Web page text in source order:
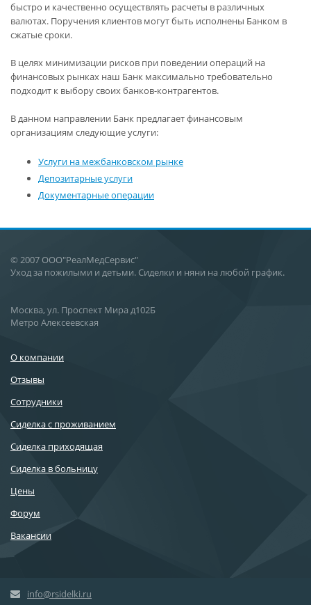
быстро и качественно осуществлять расчеты в различных
валютах. Поручения клиентов могут быть исполнены Банком в
сжатые сроки.
В целях минимизации рисков при поведении операций на
финансовых рынках наш Банк максимально требовательно
подходит к выбору своих банков-контрагентов.
В данном направлении Банк предлагает финансовым
организациям следующие услуги:
Услуги на межбанковском рынке
Депозитарные услуги
Документарные операции
© 2007 ООО"РеалМедСервис"
Уход за пожилыми и детьми. Сиделки и няни на любой график.
Москва, ул. Проспект Мира д102Б
Метро Алексеевская
О компании
Отзывы
Сотрудники
Сиделка с проживанием
Сиделка приходящая
Сиделка в больницу
Цены
Форум
Вакансии
info@rsidelki.ru